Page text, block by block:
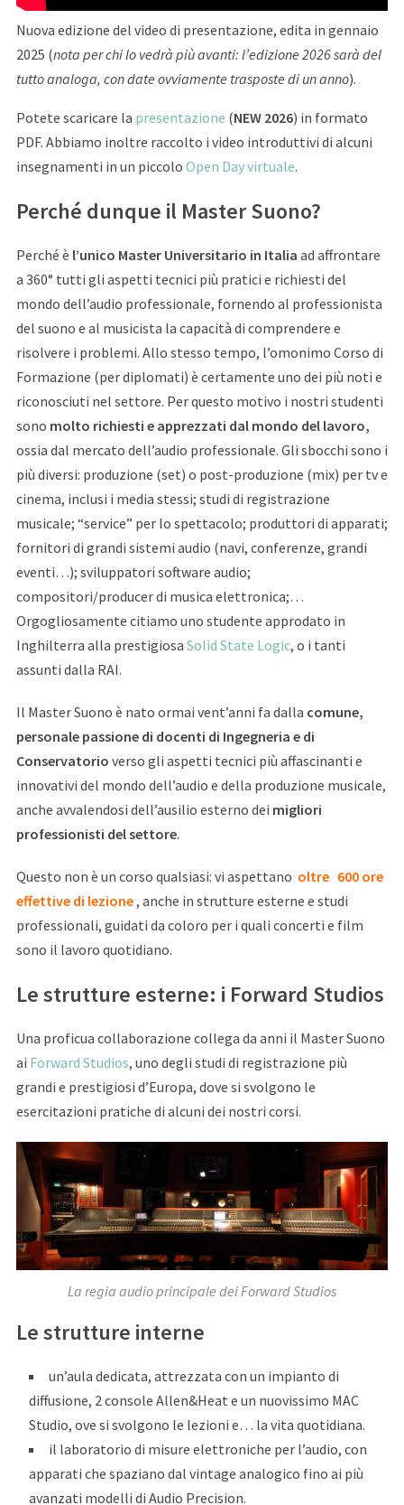
Nuova edizione del video di presentazione, edita in gennaio
2025 (nota per chi lo vedrà più avanti: l’edizione 2026 sarà del
tutto analoga, con date ovviamente trasposte di un anno).
Potete scaricare la presentazione (NEW 2026) in formato
PDF. Abbiamo inoltre raccolto i video introduttivi di alcuni
insegnamenti in un piccolo Open Day virtuale.
Perché dunque il Master Suono?
Perché è l’unico Master Universitario in Italia ad affrontare
a 360° tutti gli aspetti tecnici più pratici e richiesti del
mondo dell’audio professionale, fornendo al professionista
del suono e al musicista la capacità di comprendere e
risolvere i problemi. Allo stesso tempo, l’omonimo Corso di
Formazione (per diplomati) è certamente uno dei più noti e
riconosciuti nel settore. Per questo motivo i nostri studenti
sono molto richiesti e apprezzati dal mondo del lavoro,
ossia dal mercato dell’audio professionale. Gli sbocchi sono i
più diversi: produzione (set) o post-produzione (mix) per tv e
cinema, inclusi i media stessi; studi di registrazione
musicale; “service” per lo spettacolo; produttori di apparati;
fornitori di grandi sistemi audio (navi, conferenze, grandi
eventi…); sviluppatori software audio;
compositori/producer di musica elettronica;…
Orgogliosamente citiamo uno studente approdato in
Inghilterra alla prestigiosa Solid State Logic, o i tanti
assunti dalla RAI.
Il Master Suono è nato ormai vent’anni fa dalla comune,
personale passione di docenti di Ingegneria e di
Conservatorio verso gli aspetti tecnici più affascinanti e
innovativi del mondo dell’audio e della produzione musicale,
anche avvalendosi dell’ausilio esterno dei migliori
professionisti del settore.
Questo non è un corso qualsiasi: vi aspettano oltre 600 ore
effettive di lezione, anche in strutture esterne e studi
professionali, guidati da coloro per i quali concerti e film
sono il lavoro quotidiano.
Le strutture esterne: i Forward Studios
Una proficua collaborazione collega da anni il Master Suono
ai Forward Studios, uno degli studi di registrazione più
grandi e prestigiosi d’Europa, dove si svolgono le
esercitazioni pratiche di alcuni dei nostri corsi.
La regia audio principale dei Forward Studios
Le strutture interne
un’aula dedicata, attrezzata con un impianto di
diffusione, 2 console Allen&Heat e un nuovissimo MAC
Studio, ove si svolgono le lezioni e… la vita quotidiana.
il laboratorio di misure elettroniche per l’audio, con
apparati che spaziano dal vintage analogico fino ai più
avanzati modelli di Audio Precision.